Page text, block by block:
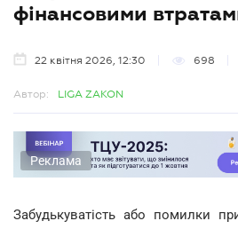
фінансовими
22 квітня 2026, 12:30 698
Автор: LIGA ZAKON
Реклама
Забудькуватість або помилки